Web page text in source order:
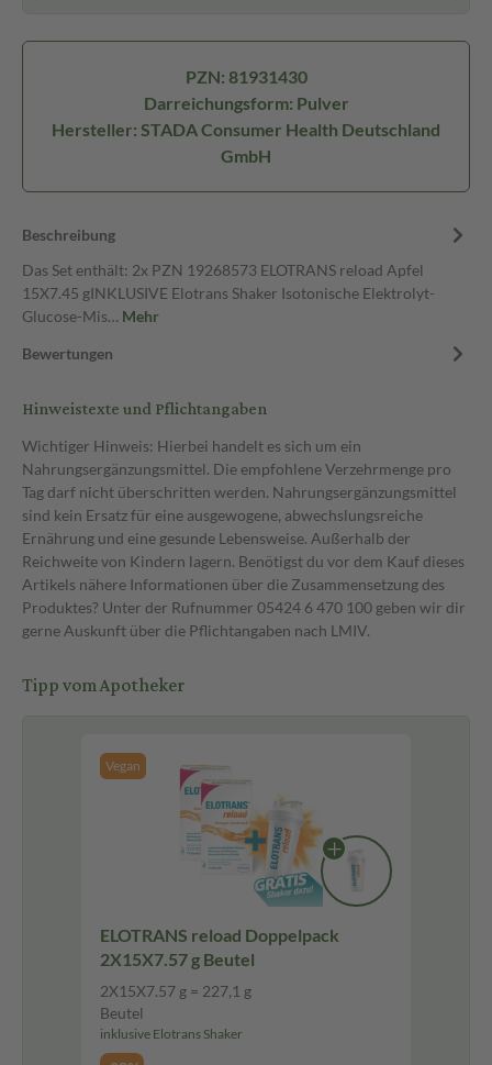
PZN: 81931430
Darreichungsform: Pulver
Hersteller: STADA Consumer Health Deutschland
GmbH
Beschreibung
Das Set enthält: 2x PZN 19268573 ELOTRANS reload Apfel
15X7.45 gINKLUSIVE Elotrans Shaker Isotonische Elektrolyt-
Glucose-Mis… Mehr
Bewertungen
Hinweistexte und Pflichtangaben
Wichtiger Hinweis: Hierbei handelt es sich um ein
Nahrungsergänzungsmittel. Die empfohlene Verzehrmenge pro
Tag darf nicht überschritten werden. Nahrungsergänzungsmittel
sind kein Ersatz für eine ausgewogene, abwechslungsreiche
Ernährung und eine gesunde Lebensweise. Außerhalb der
Reichweite von Kindern lagern. Benötigst du vor dem Kauf dieses
Artikels nähere Informationen über die Zusammensetzung des
Produktes? Unter der Rufnummer 05424 6 470 100 geben wir dir
gerne Auskunft über die Pflichtangaben nach LMIV.
Tipp vom Apotheker
Vegan
ELOTRANS reload Doppelpack
2X15X7.57 g Beutel
2X15X7.57 g = 227,1 g
Beutel
inklusive Elotrans Shaker